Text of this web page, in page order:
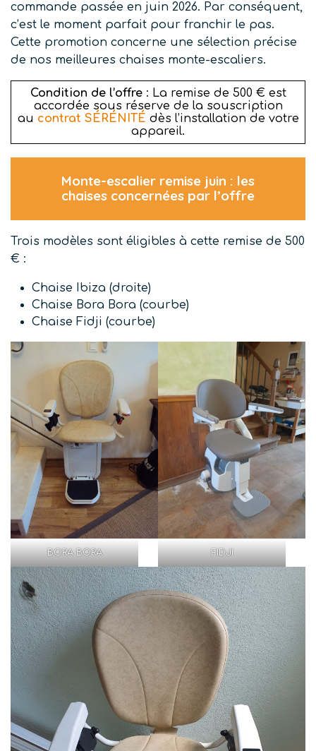
commande passée en juin 2026. Par conséquent,
c’est le moment parfait pour franchir le pas.
Cette promotion concerne une sélection précise
de nos meilleures chaises monte-escaliers.
Condition de l’offre: La remise de 500 € est
accordée sous réserve de la souscription
au contrat SÉRÉNITÉ dès l’installation de votre
appareil.
Monte-escalier remise juin : les
chaises concernées par l’offre
Trois modèles sont éligibles à cette remise de 500
€ :
Chaise Ibiza (droite)
Chaise Bora Bora (courbe)
Chaise Fidji (courbe)
BORA BORA FIDJI